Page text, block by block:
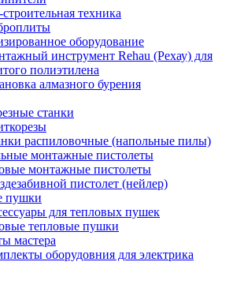
техника
оборудование
инструмент Rehau (Рехау) для
полиэтилена
алмазного бурения
станки
распиловочные (напольные пилы)
монтажные пистолеты
монтажные пистолеты
пистолет (нейлер)
пушки
для тепловых пушек
тепловые пушки
мастера
оборудовния для электрика